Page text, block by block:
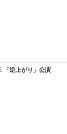
「逆上がり」公演